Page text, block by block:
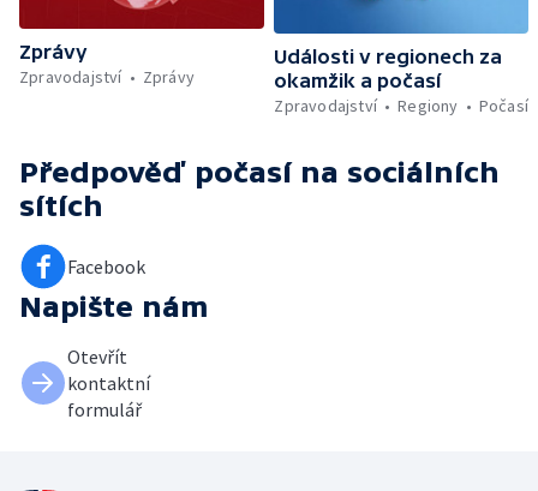
Zprávy
Zpravodajství
Zprávy
Události v regionech za
okamžik a počasí
Zpravodajství
Regiony Počasí
Předpověď počasí na sociálních
sítích
Facebook
Napište nám
Otevřít
kontaktní
formulář